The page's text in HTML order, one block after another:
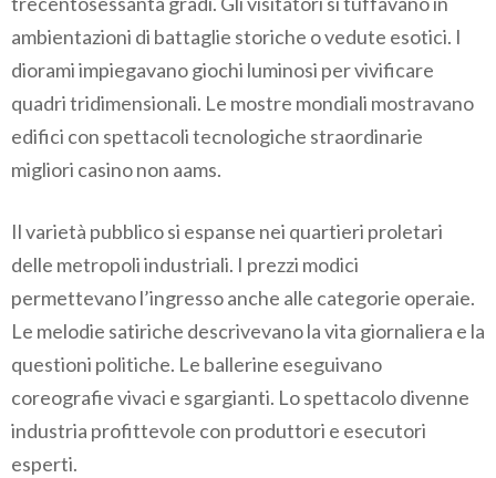
ambientazioni di battaglie storiche o vedute esotici. I
diorami impiegavano giochi luminosi per vivificare
quadri tridimensionali. Le mostre mondiali mostravano
edifici con spettacoli tecnologiche straordinarie
migliori casino non aams.
Il varietà pubblico si espanse nei quartieri proletari
delle metropoli industriali. I prezzi modici
permettevano l’ingresso anche alle categorie operaie.
Le melodie satiriche descrivevano la vita giornaliera e la
questioni politiche. Le ballerine eseguivano
coreografie vivaci e sgargianti. Lo spettacolo divenne
industria profittevole con produttori e esecutori
esperti.